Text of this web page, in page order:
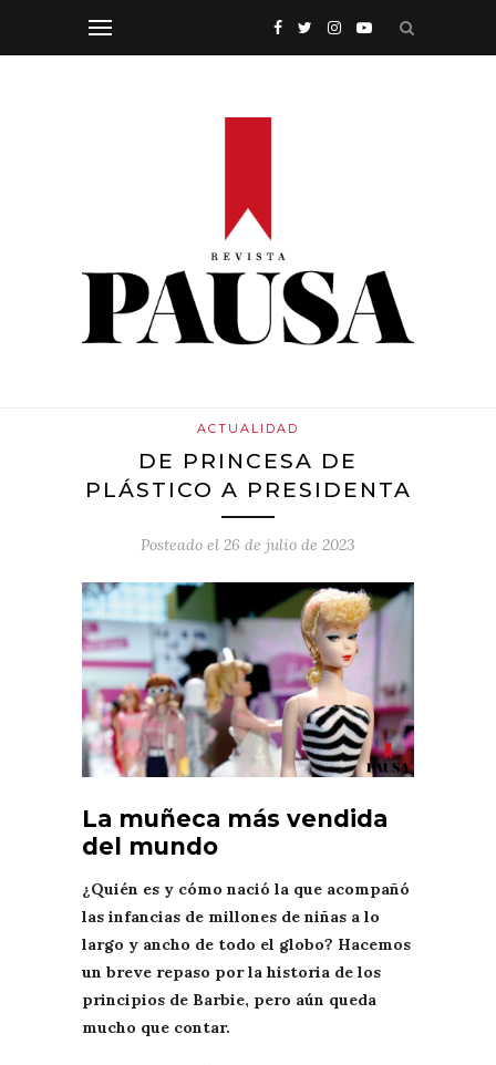
ACTUALIDAD
DE PRINCESA DE
PLÁSTICO A PRESIDENTA
Posteado el 26 de julio de 2023
La muñeca más vendida
del mundo
¿Quién es y cómo nació la que acompañó
las infancias de millones de niñas a lo
largo y ancho de todo el globo? Hacemos
un breve repaso por la historia de los
principios de Barbie, pero aún queda
mucho que contar.